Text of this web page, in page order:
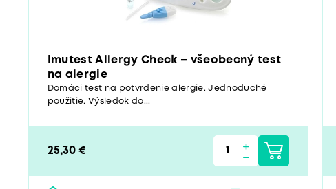
Imutest Allergy Check – všeobecný test
na alergie
Domáci test na potvrdenie alergie. Jednoduché
použitie. Výsledok do...
25,30 €